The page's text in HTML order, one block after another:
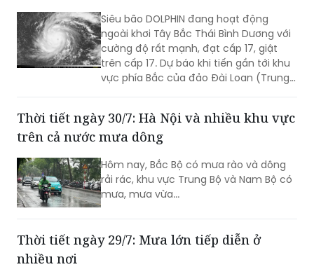
Siêu bão DOLPHIN đang hoạt động
ngoài khơi Tây Bắc Thái Bình Dương với
cường độ rất mạnh, đạt cấp 17, giật
trên cấp 17. Dự báo khi tiến gần tới khu
vực phía Bắc của đảo Đài Loan (Trung
Biển Đông gia tăng cường độ...
Thời tiết ngày 30/7: Hà Nội và nhiều khu vực
trên cả nước mưa dông
Hôm nay, Bắc Bộ có mưa rào và dông
rải rác, khu vực Trung Bộ và Nam Bộ có
mưa, mưa vừa...
Thời tiết ngày 29/7: Mưa lớn tiếp diễn ở
nhiều nơi